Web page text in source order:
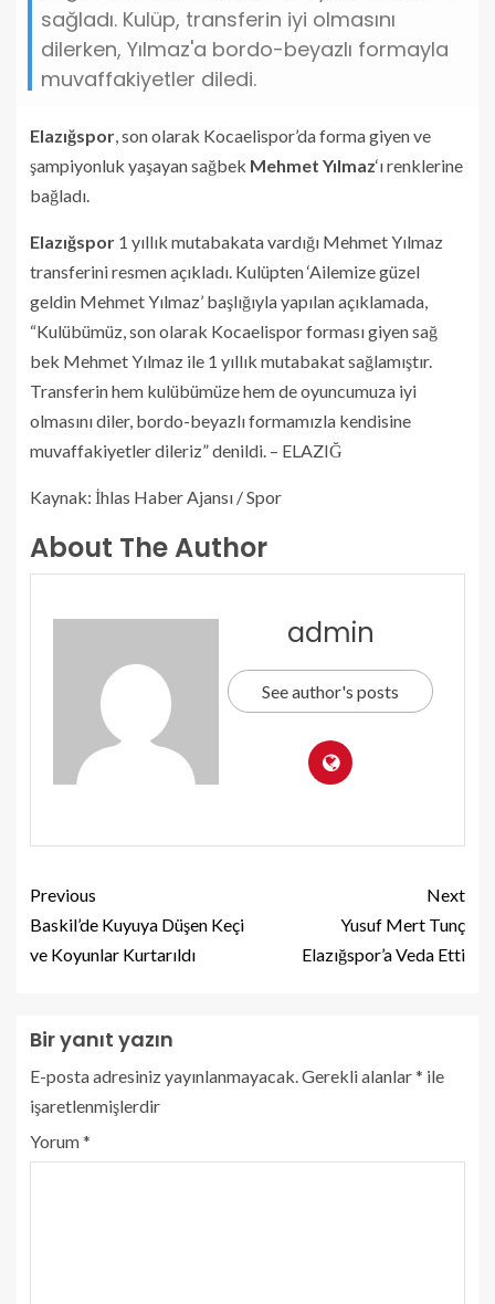
sağladı. Kulüp, transferin iyi olmasını
dilerken, Yılmaz'a bordo-beyazlı formayla
muvaffakiyetler diledi.
Elazığspor , son olarak Kocaelispor’da forma giyen ve
şampiyonluk yaşayan sağbek Mehmet Yılmaz‘ı renklerine
bağladı.
Elazığspor 1 yıllık mutabakata vardığı Mehmet Yılmaz
transferini resmen açıkladı. Kulüpten ‘Ailemize güzel
geldin Mehmet Yılmaz’ başlığıyla yapılan açıklamada,
“Kulübümüz, son olarak Kocaelispor forması giyen sağ
bek Mehmet Yılmaz ile 1 yıllık mutabakat sağlamıştır.
Transferin hem kulübümüze hem de oyuncumuza iyi
olmasını diler, bordo-beyazlı formamızla kendisine
muvaffakiyetler dileriz” denildi. – ELAZIĞ
Kaynak: İhlas Haber Ajansı / Spor
About The Author
admin
See author's posts
Previous
Baskil’de Kuyuya Düşen Keçi
ve Koyunlar Kurtarıldı
Next
Yusuf Mert Tunç
Elazığspor’a Veda Etti
Bir yanıt yazın
E-posta adresiniz yayınlanmayacak. Gerekli alanlar* ile
işaretlenmişlerdir
Yorum*